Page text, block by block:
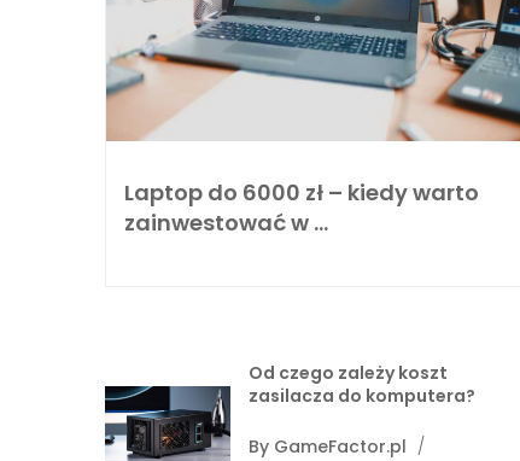
Laptop do 6000 zł – kiedy warto
zainwestować w …
Od czego zależy koszt
zasilacza do komputera?
By GameFactor.pl /